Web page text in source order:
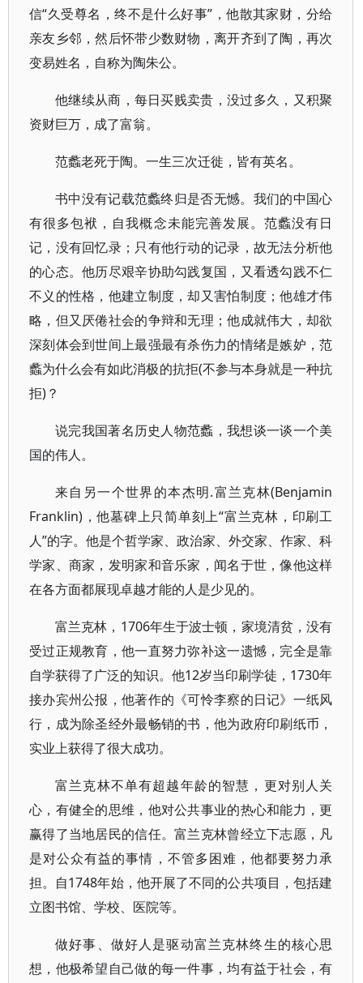
信“久受尊名，终不是什么好事”，他散其家财，分给
亲友乡邻，然后怀带少数财物，离开齐到了陶，再次
变易姓名，自称为陶朱公。
他继续从商，每日买贱卖贵，没过多久，又积聚
资财巨万，成了富翁。
范蠡老死于陶。一生三次迁徙，皆有英名。
书中没有记载范蠡终归是否无憾。我们的中国心
有很多包袱，自我概念未能完善发展。范蠡没有日
记，没有回忆录；只有他行动的记录，故无法分析他
的心态。他历尽艰辛协助勾践复国，又看透勾践不仁
不义的性格，他建立制度，却又害怕制度；他雄才伟
略，但又厌倦社会的争辩和无理；他成就伟大，却欲
深刻体会到世间上最强最有杀伤力的情绪是嫉妒，范
蠡为什么会有如此消极的抗拒(不参与本身就是一种抗
拒)？
说完我国著名历史人物范蠡，我想谈一谈一个美
国的伟人。
来自另一个世界的本杰明.富兰克林(Benjamin
Franklin)，他墓碑上只简单刻上“富兰克林，印刷工
人”的字。他是个哲学家、政治家、外交家、作家、科
学家、商家，发明家和音乐家，闻名于世，像他这样
在各方面都展现卓越才能的人是少见的。
富兰克林，1706年生于波士顿，家境清贫，没有
受过正规教育，他一直努力弥补这一遗憾，完全是靠
自学获得了广泛的知识。他12岁当印刷学徒，1730年
接办宾州公报，他著作的《可怜李察的日记》一纸风
行，成为除圣经外最畅销的书，他为政府印刷纸币，
实业上获得了很大成功。
富兰克林不单有超越年龄的智慧，更对别人关
心，有健全的思维，他对公共事业的热心和能力，更
赢得了当地居民的信任。富兰克林曾经立下志愿，凡
是对公众有益的事情，不管多困难，他都要努力承
担。自1748年始，他开展了不同的公共项目，包括建
立图书馆、学校、医院等。
做好事、做好人是驱动富兰克林终生的核心思
想，他极希望自己做的每一件事，均有益于社会，有